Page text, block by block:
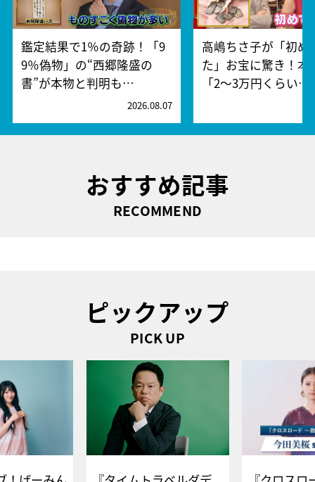
鑑定結果で1％の奇跡！「9
9％偽物」の“西郷隆盛の
書”が本物と判明も…
2026.08.07
高嶋ちさ子が「初め
た」お宝に驚き！本
「2～3万円くらい…
おすすめ記事
RECOMMEND
ピックアップ
PICK UP